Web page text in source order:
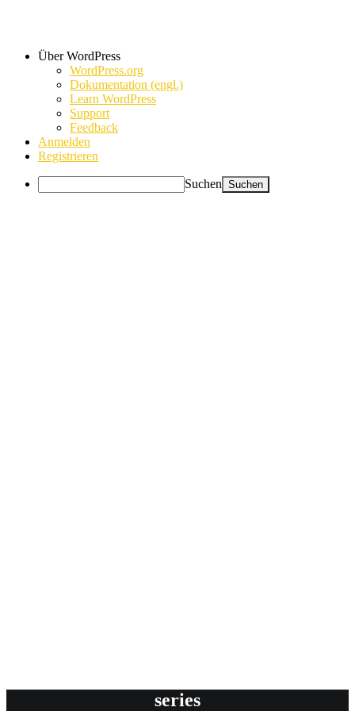
Über WordPress
WordPress.org
Dokumentation (engl.)
Learn WordPress
Support
Feedback
Anmelden
Registrieren
Suchen
series